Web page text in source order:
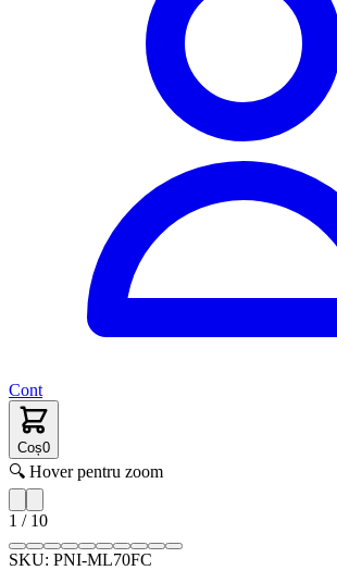
Cont
Coș0
🔍 Hover pentru zoom
1 / 10
SKU: PNI-ML70FC